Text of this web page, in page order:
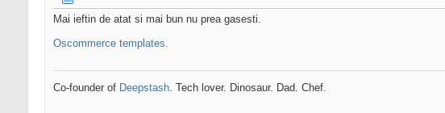
Mai ieftin de atat si mai bun nu prea gasesti.
Oscommerce templates.
Co-founder of Deepstash. Tech lover. Dinosaur. Dad. Chef.